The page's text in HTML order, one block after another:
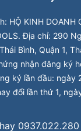
HỘ KINH DOANH
Địa chỉ: 290
Bình, Quận 1,
nhận đăng ký
ký lần đầu: ngày
đổi lần thứ 1,
0937.022.280